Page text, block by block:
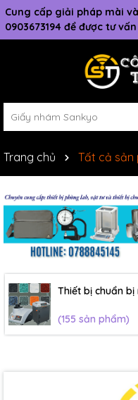
Cung cấp giải pháp mài
0903673194 để được tư vấn
Trang chủ Tất cả sản
Thiết bị chuẩn bị
(155 sản phẩm)